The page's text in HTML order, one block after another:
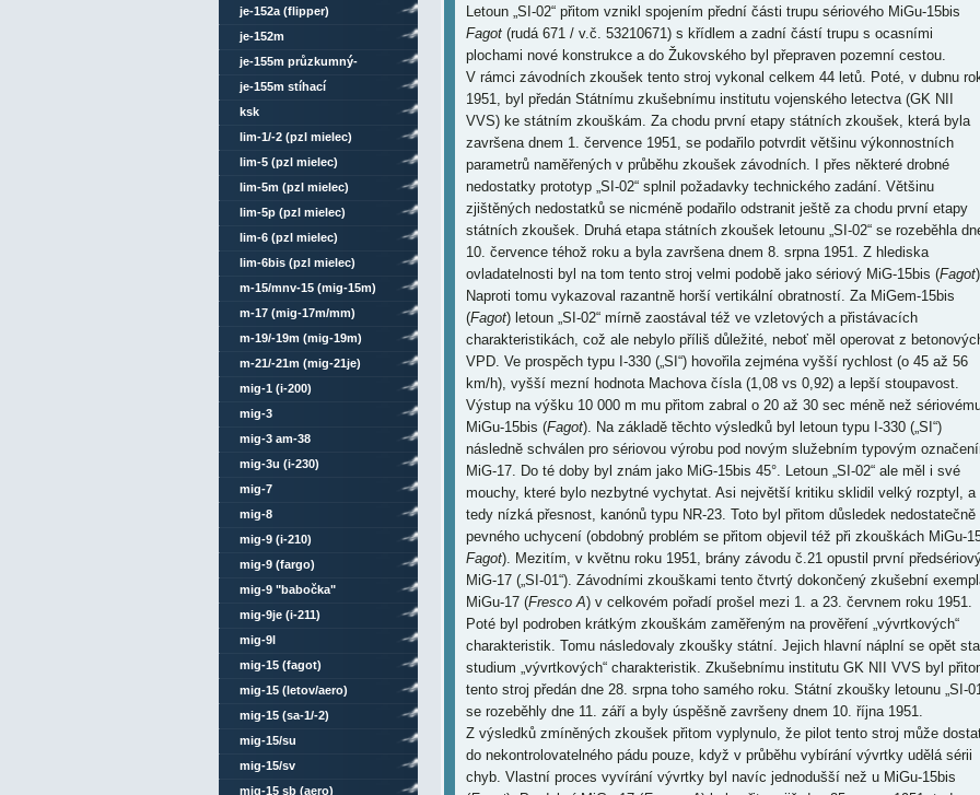
Letoun „SI-02“ přitom vznikl spojením přední části trupu sériového MiGu-15bis
Fagot(rudá 671 / v.č. 53210671) s křídlem a zadní částí trupu s ocasními
plochami nové konstrukce a do Žukovského byl přepraven pozemní cestou.
V rámci závodních zkoušek tento stroj vykonal celkem 44 letů. Poté, v dubnu
1951, byl předán Státnímu zkušebnímu institutu vojenského letectva (GK NII
VVS) ke státním zkouškám. Za chodu první etapy státních zkoušek, která byla
završena dnem 1. července 1951, se podařilo potvrdit většinu výkonnostních
parametrů naměřených v průběhu zkoušek závodních. I přes některé drobné
nedostatky prototyp „SI-02“ splnil požadavky technického zadání. Většinu
zjištěných nedostatků se nicméně podařilo odstranit ještě za chodu první etapy
státních zkoušek. Druhá etapa státních zkoušek letounu „SI-02“ se rozeběhla
10. července téhož roku a byla završena dnem 8. srpna 1951. Z hlediska
ovladatelnosti byl na tom tento stroj velmi podobě jako sériový MiG-15bis (Fagot
Naproti tomu vykazoval razantně horší vertikální obratností. Za MiGem-15bis
(Fagot) letoun „SI-02“ mírně zaostával též ve vzletových a přistávacích
charakteristikách, což ale nebylo příliš důležité, neboť měl operovat z
VPD. Ve prospěch typu I-330 („SI“) hovořila zejména vyšší rychlost (o 45 až 56
km/h), vyšší mezní hodnota Machova čísla (1,08 vs 0,92) a lepší stoupavost.
Výstup na výšku 10 000 m mu přitom zabral o 20 až 30 sec méně než
MiGu-15bis (Fagot). Na základě těchto výsledků byl letoun typu I-330 („SI“)
následně schválen pro sériovou výrobu pod novým služebním typovým
MiG-17. Do té doby byl znám jako MiG-15bis 45°. Letoun „SI-02“ ale měl i své
mouchy, které bylo nezbytné vychytat. Asi největší kritiku sklidil velký rozptyl, a
tedy nízká přesnost, kanónů typu NR-23. Toto byl přitom důsledek nedostatečně
pevného uchycení (obdobný problém se přitom objevil též při zkouškách MiGu-
Fagot). Mezitím, v květnu roku 1951, brány závodu č.21 opustil první
MiG-17 („SI-01“). Závodními zkouškami tento čtvrtý dokončený zkušební
MiGu-17 (Fresco A) v celkovém pořadí prošel mezi 1. a 23. červnem roku 1951.
Poté byl podroben krátkým zkouškám zaměřeným na prověření „vývrtkových“
charakteristik. Tomu následovaly zkoušky státní. Jejich hlavní náplní se opět
studium „vývrtkových“ charakteristik. Zkušebnímu institutu GK NII VVS byl
tento stroj předán dne 28. srpna toho samého roku. Státní zkoušky letounu „SI-
se rozeběhly dne 11. září a byly úspěšně završeny dnem 10. října 1951.
Z výsledků zmíněných zkoušek přitom vyplynulo, že pilot tento stroj může
do nekontrolovatelného pádu pouze, když v průběhu vybírání vývrtky udělá sérii
chyb. Vlastní proces vyvírání vývrtky byl navíc jednodušší než u MiGu-15bis
je-152a (flipper)
je-152m
je-155m průzkumný-
bombardovací
je-155m stíhací
ksk
lim-1/-2 (pzl mielec)
lim-5 (pzl mielec)
lim-5m (pzl mielec)
lim-5p (pzl mielec)
lim-6 (pzl mielec)
lim-6bis (pzl mielec)
m-15/mnv-15 (mig-15m)
m-17 (mig-17m/mm)
m-19/-19m (mig-19m)
m-21/-21m (mig-21je)
mig-1 (i-200)
mig-3
mig-3 am-38
mig-3u (i-230)
mig-7
mig-8
mig-9 (i-210)
mig-9 (fargo)
mig-9 "babočka"
mig-9je (i-211)
mig-9l
mig-15 (fagot)
mig-15 (letov/aero)
mig-15 (sa-1/-2)
mig-15/su
mig-15/sv
mig-15 sb (aero)